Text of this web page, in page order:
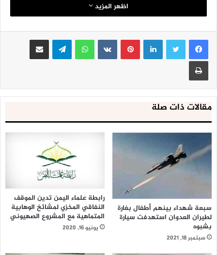
يذكر أن مدفعية الجيش واللجان الشعبية قصفت في وقت سابق
اليوم مواقع عدة للجيش السعودية ومرتزقته على طول جبهة
جيزان الحدودية.
اظهر المزيد
لينكدإنبينتيريست واتساب تيلقرام مشاركة عبر البريد
طباعة
مقالات ذات صلة
سبعة شهداء بينهم أطفال بغارة
لطيران العدوان استهدفت سيارة
بشبوه
سبتمبر 18, 2021
رابطة علماء اليمن تدين الموقف
النفاقي المخزي لمشائخ الوهابية
المتماهية مع المشروع الصهيوني
يونيو 16, 2020